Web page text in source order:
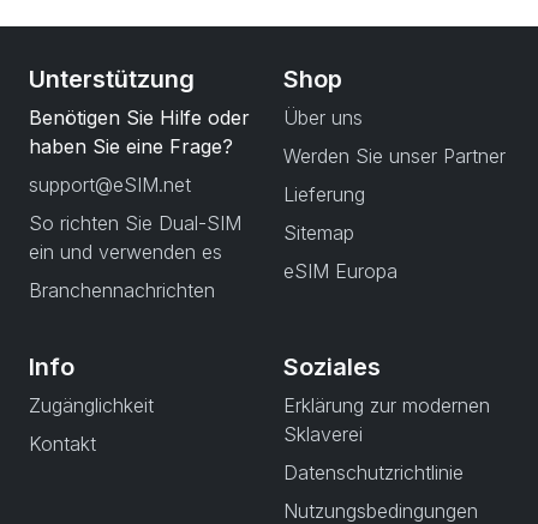
Unterstützung
Benötigen Sie Hilfe oder
haben Sie eine Frage?
support@eSIM.net
So richten Sie Dual-SIM
ein und verwenden es
Branchennachrichten
Shop
Über uns
Werden Sie unser Partner
Lieferung
Sitemap
eSIM Europa
Info
Zugänglichkeit
Kontakt
Soziales
Erklärung zur modernen
Sklaverei
Datenschutzrichtlinie
Nutzungsbedingungen